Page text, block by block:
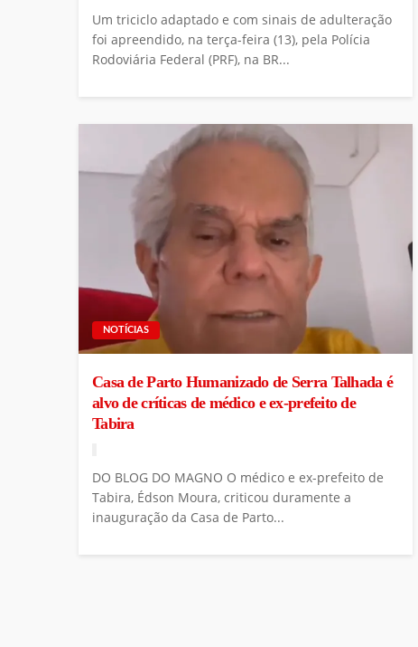
Um triciclo adaptado e com sinais de adulteração
foi apreendido, na terça-feira (13), pela Polícia
Rodoviária Federal (PRF), na BR...
NOTÍCIAS
Casa de Parto Humanizado de Serra Talhada é
alvo de críticas de médico e ex-prefeito de
Tabira
DO BLOG DO MAGNO O médico e ex-prefeito de
Tabira, Édson Moura, criticou duramente a
inauguração da Casa de Parto...